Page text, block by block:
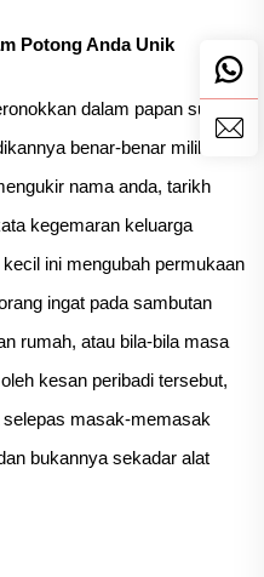
Potong Anda Unik
dalam papan suka
benar-benar milik
nama anda, tarikh
kegemaran keluarga
ini mengubah permukaan
ingat pada sambutan
rumah, atau bila-bila masa
kesan peribadi tersebut,
masak-memasak
bukannya sekadar alat